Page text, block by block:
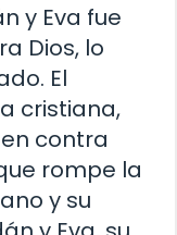
y Eva fue
Dios, lo
El
cristiana,
contra
rompe la
y su